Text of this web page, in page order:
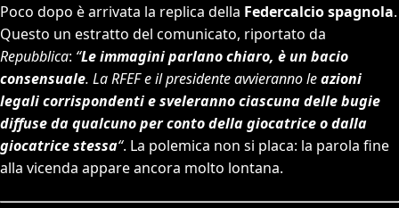
Poco dopo è arrivata la replica della Federcalcio spagnola.
Questo un estratto del comunicato, riportato da
Repubblica: “Le immagini parlano chiaro, è un bacio
consensuale. La RFEFe il presidente avvieranno leazioni
legali corrispondenti e sveleranno ciascuna delle bugie
diffuse da qualcuno per conto della giocatrice o dalla
giocatrice stessa“. La polemica non si placa: la parola fine
alla vicenda appare ancora molto lontana.